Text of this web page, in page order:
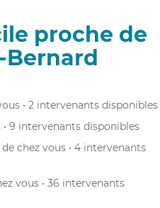
proche de
Bernard
• 2 intervenants disponibles
• 9 intervenants disponibles
de chez vous • 4 intervenants
vous • 36 intervenants